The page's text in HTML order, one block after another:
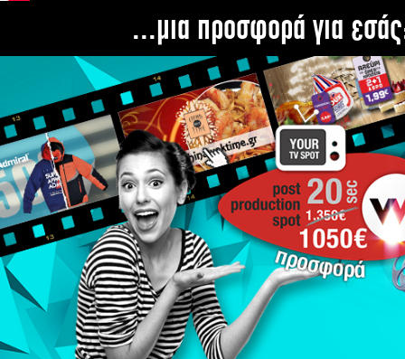
...μια προσφορά για